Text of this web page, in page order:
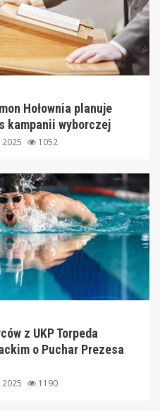
Hołownia planuje
kampanii wyborczej
1052
z UKP Torpeda
o Puchar Prezesa
1190